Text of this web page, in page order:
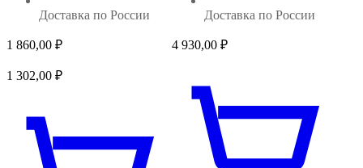
Доставка по России
1 860,00 ₽
1 302,00 ₽
Доставка по России
4 930,00 ₽